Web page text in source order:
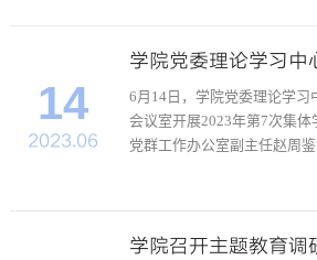
精神和教育部部长...
14
2023.06
6月14日，学院党委理论学习
会议室开展2023年第7次集体
党群工作办公室副主任赵周鉴
“千万工程”经验案...